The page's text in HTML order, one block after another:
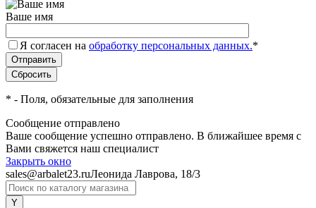
Ваше имя
Я согласен на обработку персональных данных.*
* - Поля, обязательные для заполнения
Сообщение отправлено
Ваше сообщение успешно отправлено. В ближайшее время с
Вами свяжется наш специалист
Закрыть окно
sales@arbalet23.ruЛеонида Лаврова, 18/3